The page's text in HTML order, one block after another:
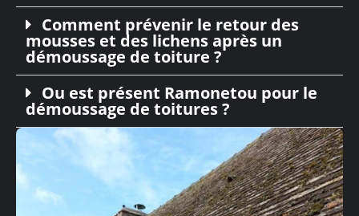
Comment prévenir le retour des
mousses et des lichens après un
démoussage de toiture ?
Ou est présent Ramonetou pour le
démoussage de toitures ?